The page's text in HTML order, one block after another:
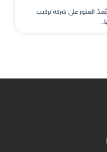
العثور على شركة تركيب